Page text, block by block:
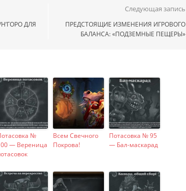
ДЛЯ
Следующая запись
ПРЕДСТОЯЩИЕ ИЗМЕНЕНИЯ ИГРОВОГО
БАЛАНСА: «ПОДЗЕМНЫЕ ПЕЩЕРЫ»
№
— Вереница
Всем Свечного
Покрова!
Потасовка № 95
— Бал-маскарад